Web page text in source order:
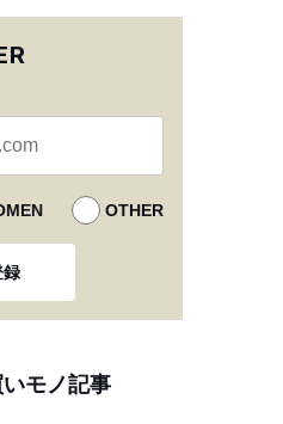
OTHER
録
モノ記事